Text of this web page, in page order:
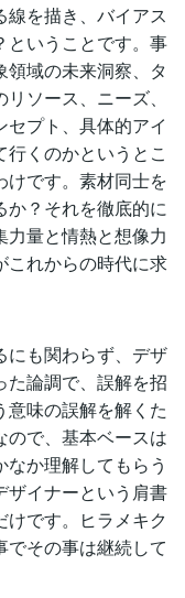
線を描き、バイアス
ということです。事
域の未来洞察、タ
ソース、ニーズ、
プト、具体的アイ
くのかというとこ
けです。素材同士を
か？それを徹底的に
量と情熱と想像力
これからの時代に求
にも関わらず、デザ
た論調で、誤解を招
意味の誤解を解くた
ので、基本ベースは
か理解してもらう
ザイナーという肩書
です。ヒラメキク
でその事は継続して